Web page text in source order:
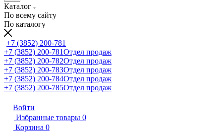
Каталог
По всему сайту
По каталогу
+7 (3852) 200-781
+7 (3852) 200-781Отдел продаж
+7 (3852) 200-782Отдел продаж
+7 (3852) 200-783Отдел продаж
+7 (3852) 200-784Отдел продаж
+7 (3852) 200-785Отдел продаж
Войти
Избранные товары 0
Корзина 0